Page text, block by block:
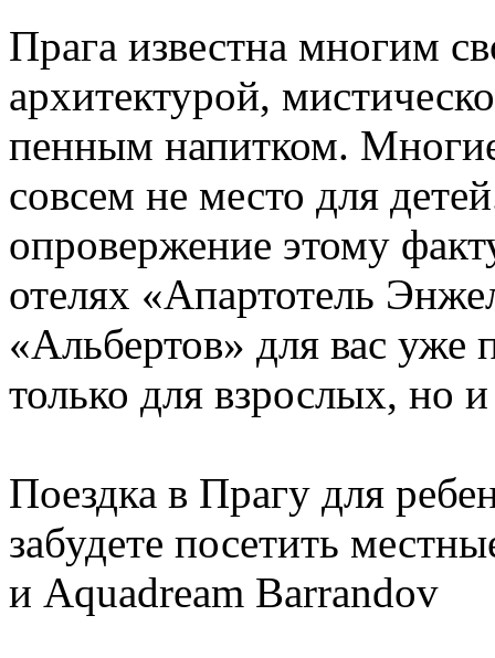
Прага известна многим
архитектурой,
пенным напитком.
совсем не место для
опровержение этому
отелях «Апартотель
«Альбертов» для вас уже
только для взрослых, но
Поездка в Прагу для
забудете посетить
и Aquadream Barrandov